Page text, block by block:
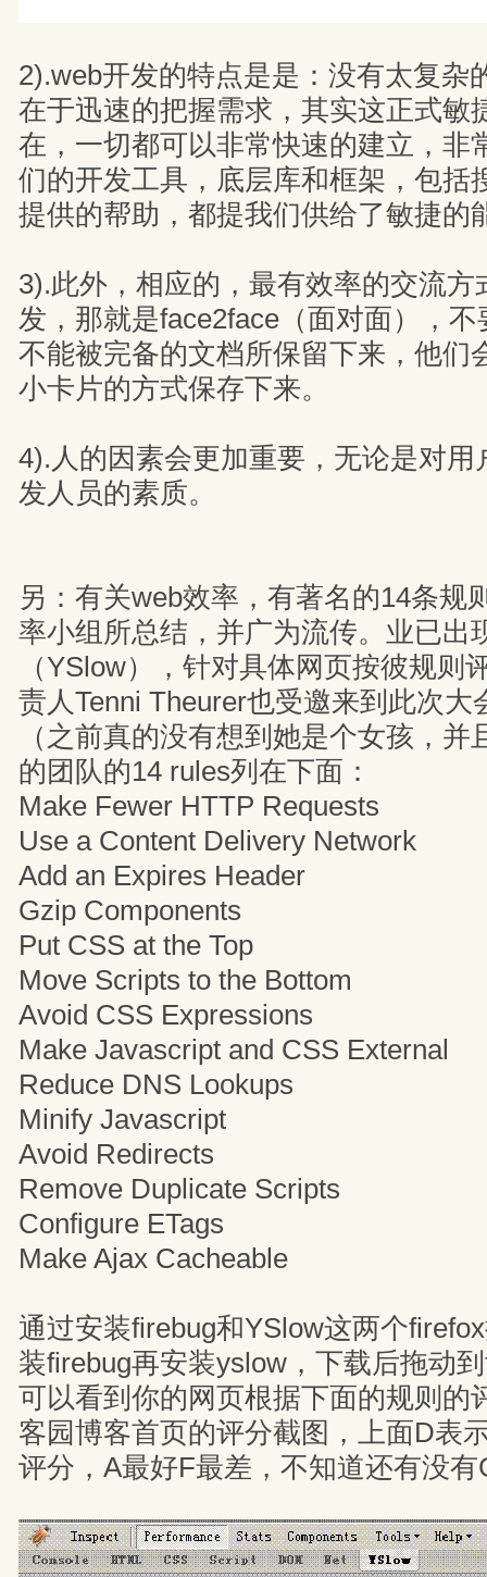
2).web开发的特点是是：没有太复杂
在于迅速的把握需求，其实这正式敏
在，一切都可以非常快速的建立，非
们的开发工具，底层库和框架，包括
提供的帮助，都提我们供给了敏捷的
3).此外，相应的，最有效率的交流方
发，那就是face2face（面对面），
不能被完备的文档所保留下来，他们
小卡片的方式保存下来。
4).人的因素会更加重要，无论是对用
发人员的素质。
另：有关web效率，有著名的14条规
率小组所总结，并广为流传。业已出
（YSlow），针对具体网页按彼规则
责人Tenni Theurer也受邀来到此次大
（之前真的没有想到她是个女孩，并
的团队的14 rules列在下面：
Make Fewer HTTP Requests
Use a Content Delivery Network
Add an Expires Header
Gzip Components
Put CSS at the Top
Move Scripts to the Bottom
Avoid CSS Expressions
Make Javascript and CSS External
Reduce DNS Lookups
Minify Javascript
Avoid Redirects
Remove Duplicate Scripts
Configure ETags
Make Ajax Cacheable
通过安装firebug和YSlow这两个
装firebug再安装yslow，下载后拖动
可以看到你的网页根据下面的规则的
客园博客首页的评分截图，上面D表
评分，A最好F最差，不知道还有没有